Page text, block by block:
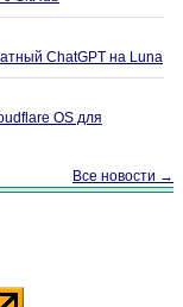
ChatGPT на Luna
OS для
Все новости →